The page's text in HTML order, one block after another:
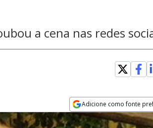
a cena nas redes
Adicione como fonte
Opens in new window